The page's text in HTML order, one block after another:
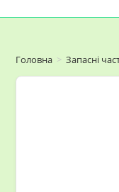
Головна > Запасні